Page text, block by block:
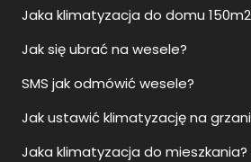
Jaka klimatyzacja do domu
Jak się ubrać na wesele?
SMS jak odmówić wesele?
Jak ustawić klimatyzację na
Jaka klimatyzacja do mieszkania?